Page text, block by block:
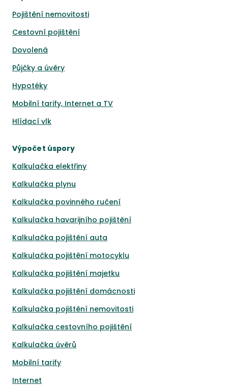
Pojištění nemovitosti
Cestovní pojištění
Dovolená
Půjčky a úvěry
Hypotéky
Mobilní tarify, Internet a TV
Hlídací vlk
Výpočet úspory
Kalkulačka elektřiny
Kalkulačka plynu
Kalkulačka povinného ručení
Kalkulačka havarijního pojištění
Kalkulačka pojištění auta
Kalkulačka pojištění motocyklu
Kalkulačka pojištění majetku
Kalkulačka pojištění domácnosti
Kalkulačka pojištění nemovitosti
Kalkulačka cestovního pojištění
Kalkulačka úvěrů
Mobilní tarify
Internet